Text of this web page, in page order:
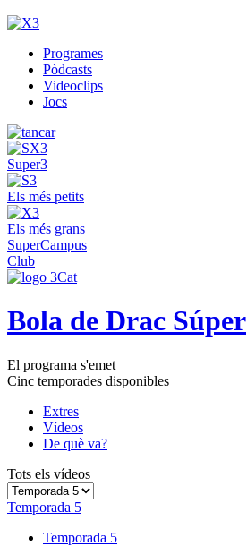
Programes
Pòdcasts
Videoclips
Jocs
Super3
Els més petits
Els més grans
SuperCampus
Club
Bola de Drac Súper
El programa s'emet
Cinc temporades disponibles
Extres
Vídeos
De què va?
Tots els vídeos
Temporada 5
Temporada 5